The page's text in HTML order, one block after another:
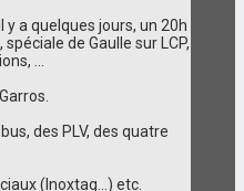
y a quelques jours, un 20h
de Gaulle sur LCP,
...
des PLV, des quatre
(Inoxtag...) etc.